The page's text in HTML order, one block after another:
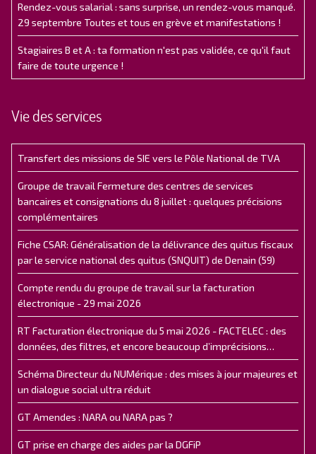
Rendez-vous salarial : sans surprise, un rendez-vous manqué.
29 septembre Toutes et tous en grève et manifestations !
Stagiaires B et A : ta formation n'est pas validée, ce qu'il faut
faire de toute urgence !
Vie des services
Transfert des missions de SIE vers le Pôle National de TVA
Groupe de travail Fermeture des centres de services
bancaires et consignations du 8 juillet : quelques précisions
complémentaires
Fiche CSAR: Généralisation de la délivrance des quitus fiscaux
par le service national des quitus (SNQUIT) de Denain (59)
Compte rendu du groupe de travail sur la facturation
électronique - 29 mai 2026
RT Facturation électronique du 5 mai 2026 - FACTELEC : des
données, des filtres, et encore beaucoup d’imprécisions…
Schéma Directeur du NUMérique : des mises à jour majeures et
un dialogue social ultra réduit
GT Amendes : NARA ou NARA pas ?
GT prise en charge des aides par la DGFiP